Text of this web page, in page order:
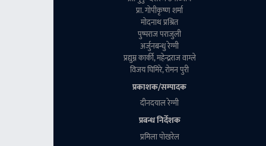
प्रा. गाेपीकृष्ण शर्मा
माेदनाथ प्रश्रित
पुष्पराज पराजुली
अर्जुनबन्धु रेग्मी
प्रद्युम्न कार्की, महेन्द्रराज वाग्ले
विजय घिमिरे, राेमन पुरी
प्रकाशक/सम्पादक
दीनदयाल रेग्मी
प्रबन्ध निर्देशक
प्रमिला पाेखरेल